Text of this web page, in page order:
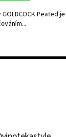
Peated je